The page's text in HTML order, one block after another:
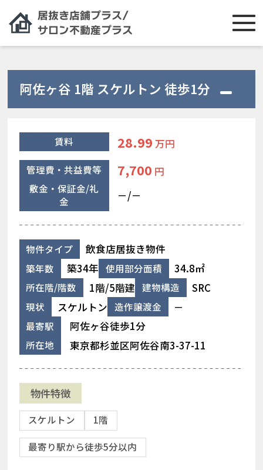
阿佐ヶ谷 1階 スケルトン 徒歩1分
賃料 28.99 万円
管理費・共益費等 7,700 円
敷金・保証金/礼
金
－/－
物件タイプ 飲食店居抜き物件
築年数 築34年 使用部分面積 34.8㎡
所在階/階数 1階/5階建 建物構造 SRC
現状 スケルトン 造作譲渡金 －
最寄駅 阿佐ヶ谷徒歩1分
所在地 東京都杉並区阿佐谷南3-37-11
物件特徴
スケルトン 1階
最寄り駅から徒歩5分以内